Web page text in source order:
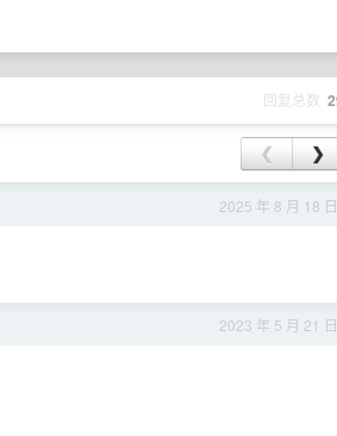
回复总数
❮ ❯
2025 年 8 月 18 日
2023 年 5 月 21 日